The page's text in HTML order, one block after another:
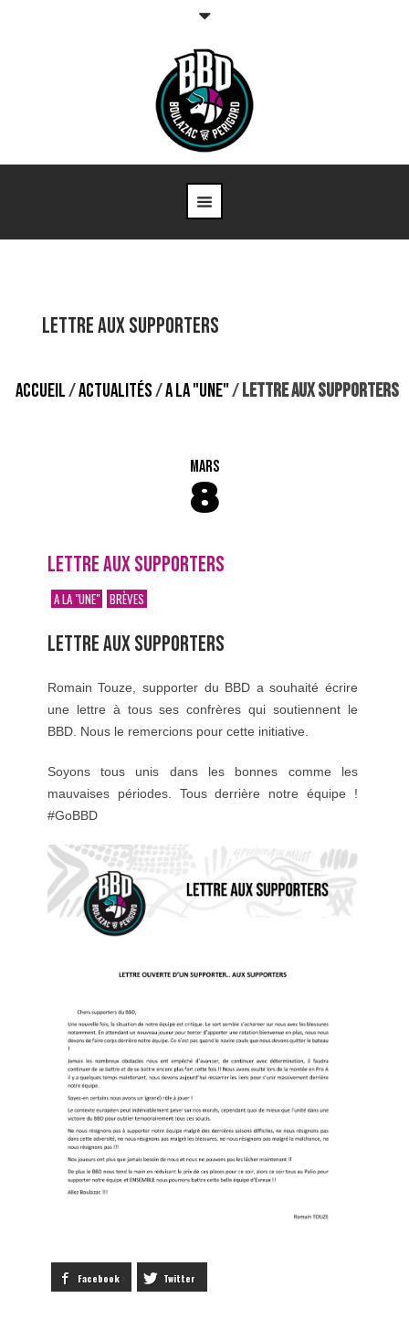
Lettre aux supporters
ACCUEIL/ACTUALITÉS/A LA "UNE"/ LETTRE AUX SUPPORTERS
MARS
8
LETTRE AUX SUPPORTERS
A LA "UNE" BRÈVES
LETTRE AUX SUPPORTERS
Romain Touze, supporter du BBD a souhaité écrire
une lettre à tous ses confrères qui soutiennent le
BBD. Nous le remercions pour cette initiative.
Soyons tous unis dans les bonnes comme les
mauvaises périodes. Tous derrière notre équipe !
#GoBBD
Facebook Twitter